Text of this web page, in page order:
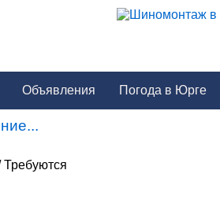
Объявления Погода в Юрге
Требуются